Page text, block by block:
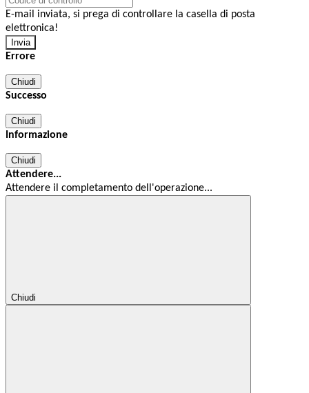
E-mail inviata, si prega di controllare la casella di posta
elettronica!
Errore
Chiudi
Successo
Chiudi
Informazione
Chiudi
Attendere...
Attendere il completamento dell'operazione...
Chiudi